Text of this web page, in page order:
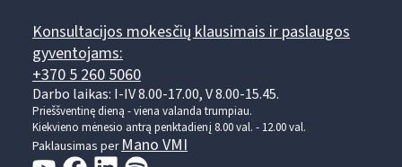
Konsultacijos mokesčių klausimais ir paslaugos
gyventojams:
+370 5 260 5060
Darbo laikas: I-IV 8.00-17.00, V 8.00-15.45.
Prieššventinę dieną - viena valanda trumpiau.
Kiekvieno mėnesio antrą penktadienį 8.00 val. - 12.00 val.
Paklausimas perMano VMI